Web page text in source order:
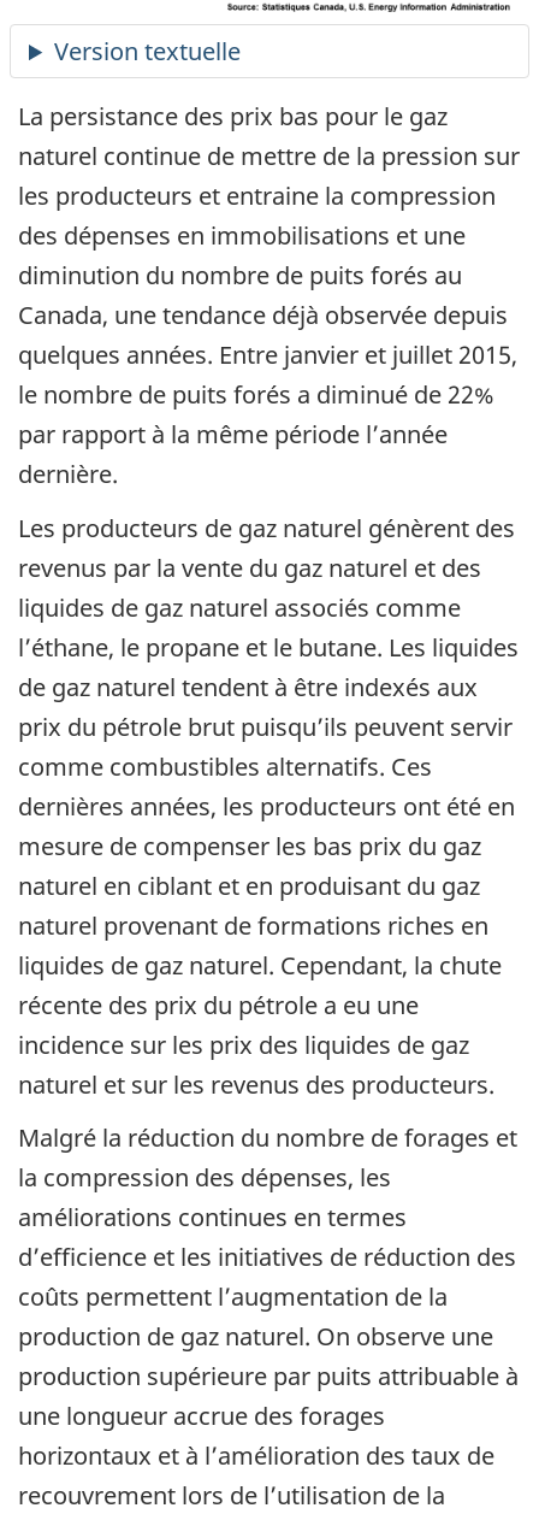
La persistance des prix bas pour le gaz
naturel continue de mettre de la pression sur
les producteurs et entraine la compression
des dépenses en immobilisations et une
diminution du nombre de puits forés au
Canada, une tendance déjà observée depuis
quelques années. Entre janvier et juillet 2015,
le nombre de puits forés a diminué de 22%
par rapport à la même période l’année
dernière.
Les producteurs de gaz naturel génèrent des
revenus par la vente du gaz naturel et des
liquides de gaz naturel associés comme
l’éthane, le propane et le butane. Les liquides
de gaz naturel tendent à être indexés aux
prix du pétrole brut puisqu’ils peuvent servir
comme combustibles alternatifs. Ces
dernières années, les producteurs ont été en
mesure de compenser les bas prix du gaz
naturel en ciblant et en produisant du gaz
naturel provenant de formations riches en
liquides de gaz naturel. Cependant, la chute
récente des prix du pétrole a eu une
incidence sur les prix des liquides de gaz
naturel et sur les revenus des producteurs.
Malgré la réduction du nombre de forages et
la compression des dépenses, les
améliorations continues en termes
d’efficience et les initiatives de réduction des
coûts permettent l’augmentation de la
production de gaz naturel. On observe une
production supérieure par puits attribuable à
une longueur accrue des forages
horizontaux et à l’amélioration des taux de
recouvrement lors de l’utilisation de la